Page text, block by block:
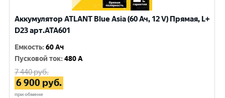
Аккумулятор ATLANT Blue Asia (60 Ач, 12 V) Прямая, L+
D23 арт.ATA601
Емкость:60 Ач
Пусковой ток:480 A
7 440руб.
6 900 руб.
при обмене